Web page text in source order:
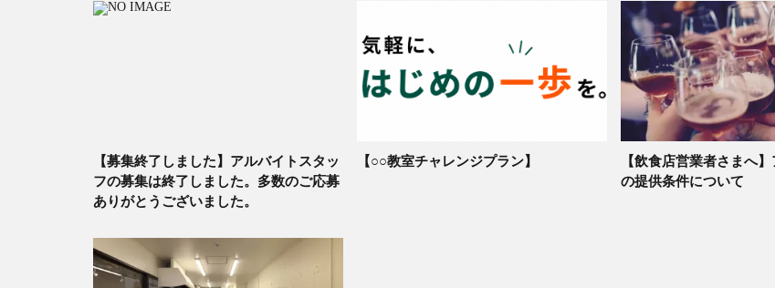
【募集終了しました】アルバイトスタッ
フの募集は終了しました。多数のご応募
ありがとうございました。
【○○教室チャレンジプラン】
【飲食店営業者さまへ
の提供条件について